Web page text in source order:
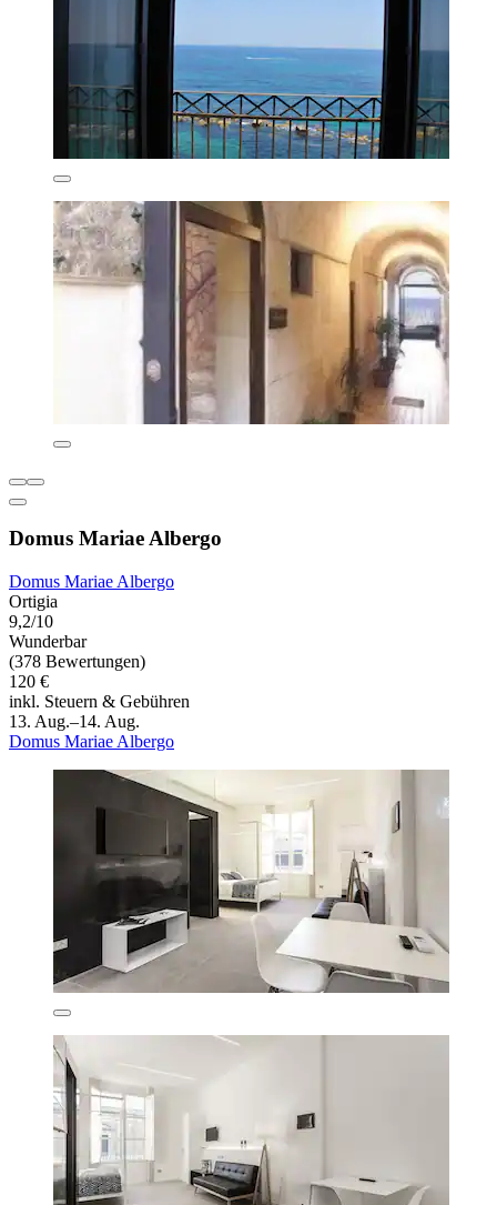
Domus Mariae Albergo
Domus Mariae Albergo
Ortigia
9,2/10
Wunderbar
(378 Bewertungen)
120 €
inkl. Steuern & Gebühren
13. Aug.–14. Aug.
Domus Mariae Albergo